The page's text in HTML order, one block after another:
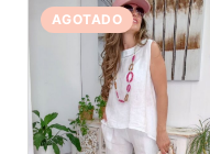
AGOTADO